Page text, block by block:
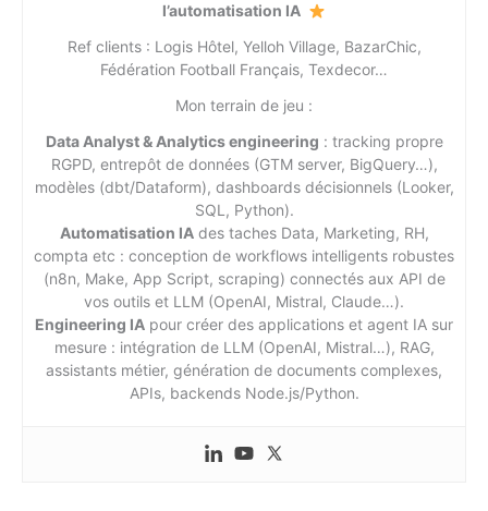
l’automatisation IA
Ref clients : Logis Hôtel, Yelloh Village, BazarChic,
Fédération Football Français, Texdecor…
Mon terrain de jeu :
Data Analyst & Analytics engineering : tracking propre
RGPD, entrepôt de données (GTM server, BigQuery…),
modèles (dbt/Dataform), dashboards décisionnels (Looker,
SQL, Python).
Automatisation IAdes taches Data, Marketing, RH,
compta etc : conception de workflows intelligents robustes
(n8n, Make, App Script, scraping) connectés aux API de
vos outils et LLM (OpenAI, Mistral, Claude…).
Engineering IA pour créer des applications et agent IA sur
mesure : intégration de LLM (OpenAI, Mistral…), RAG,
assistants métier, génération de documents complexes,
APIs, backends Node.js/Python.